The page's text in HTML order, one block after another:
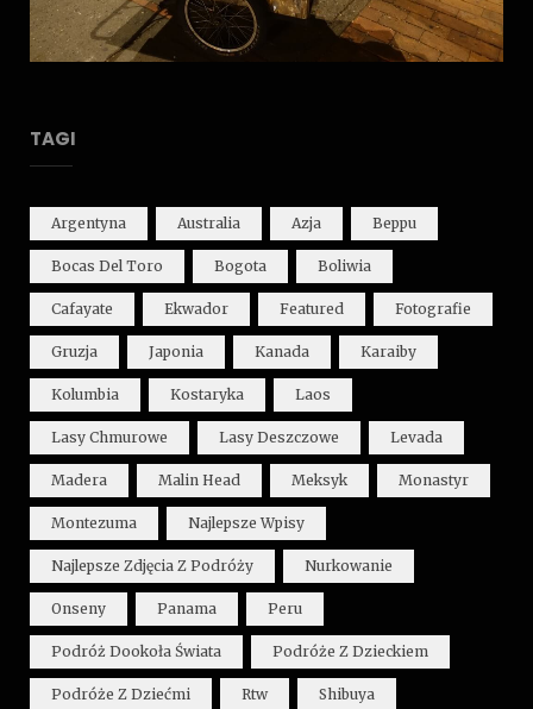
TAGI
Argentyna Australia Azja Beppu
Bocas Del Toro Bogota Boliwia
Cafayate Ekwador Featured Fotografie
Gruzja Japonia Kanada Karaiby
Kolumbia Kostaryka Laos
Lasy Chmurowe Lasy Deszczowe Levada
Madera Malin Head Meksyk Monastyr
Montezuma Najlepsze Wpisy
Najlepsze Zdjęcia Z Podróży Nurkowanie
Onseny Panama Peru
Podróż Dookoła Świata Podróże Z Dzieckiem
Podróże Z Dziećmi Rtw Shibuya